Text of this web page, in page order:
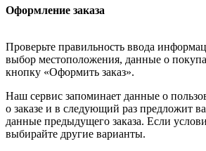
Оформление заказа
Проверьте правильность ввода
выбор местоположения, данные о
кнопку «Оформить заказ».
Наш сервис запоминает данные о
о заказе и в следующий раз предложит
данные предыдущего заказа. Если
выбирайте другие варианты.